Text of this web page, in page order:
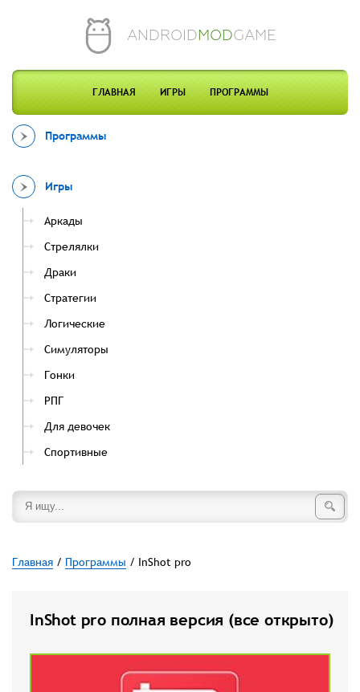
ANDROIDMODGAME
ГЛАВНАЯ ИГРЫ ПРОГРАММЫ
Программы
Игры
Аркады
Стрелялки
Драки
Стратегии
Логические
Симуляторы
Гонки
РПГ
Для девочек
Спортивные
Главная / Программы / InShot pro
InShot pro полная версия (все открыто)